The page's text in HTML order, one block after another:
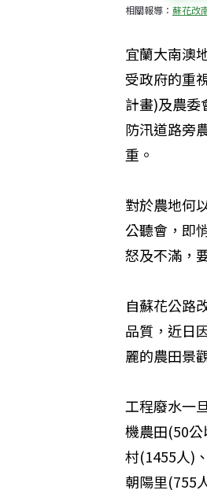
相關報導： 蘇花改
宜蘭大南澳
受政府的重
計畫)及農委
防汛道路旁
重。
對於農地何
公聽會，即
怒及不滿，
自蘇花公路
品質，近日
麗的農田景
工程廢水一
機農田(50
村(1455人)
朝陽里(755